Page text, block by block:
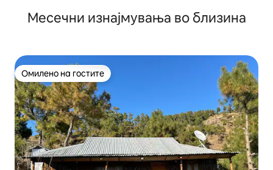
Месечни изнајмувања во близина
Омилено на гостите
Омилено на гостите